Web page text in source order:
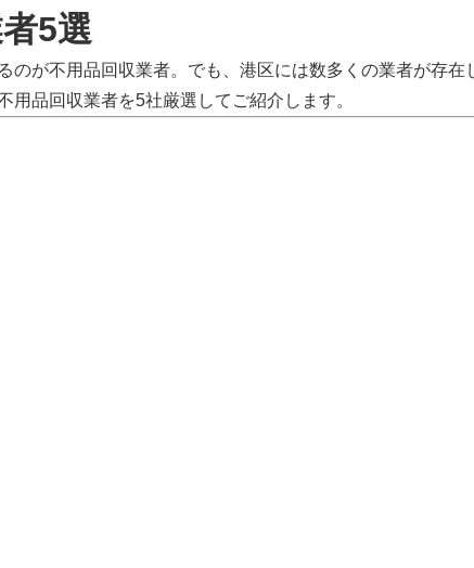
5選
が不用品回収業者。でも、港区には数多くの業者が存
品回収業者を5社厳選してご紹介します。